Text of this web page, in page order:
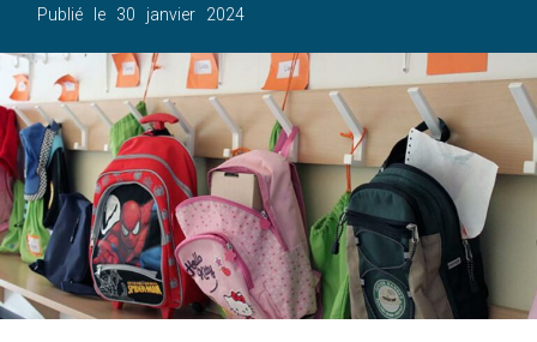
Publié le 30 janvier 2024